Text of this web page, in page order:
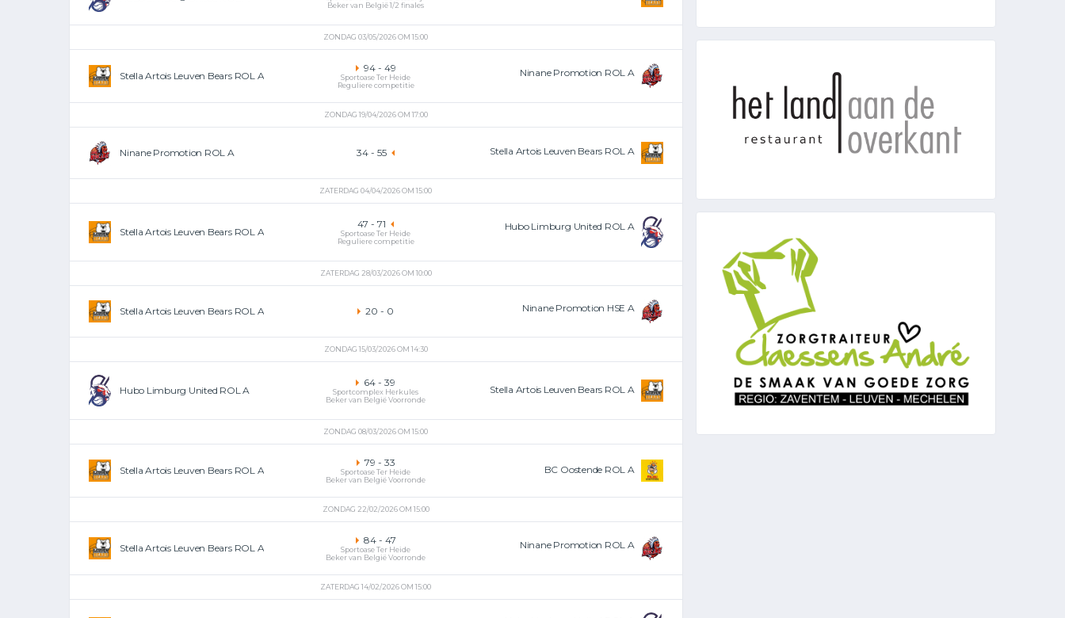
Beker van België 1/2 finales
ZONDAG 03/05/2026 OM 15:00
Stella Artois Leuven Bears ROL A
94- 49
Sportoase Ter Heide
Reguliere competitie
Ninane Promotion ROL A
ZONDAG 19/04/2026 OM 17:00
Ninane Promotion ROL A 34 -55 Stella Artois Leuven Bears ROL A
ZATERDAG 04/04/2026 OM 15:00
Stella Artois Leuven Bears ROL A
47 -71
Sportoase Ter Heide
Reguliere competitie
Hubo Limburg United ROL A
ZATERDAG 28/03/2026 OM 10:00
Stella Artois Leuven Bears ROL A 20 - 0 Ninane Promotion HSE A
ZONDAG 15/03/2026 OM 14:30
Hubo Limburg United ROL A
64 -39
Sportcomplex Herkules
Beker van België Voorronde
Stella Artois Leuven Bears ROL A
ZONDAG 08/03/2026 OM 15:00
Stella Artois Leuven Bears ROL A
79 - 33
Sportoase Ter Heide
Beker van België Voorronde
BC Oostende ROL A
ZONDAG 22/02/2026 OM 15:00
Stella Artois Leuven Bears ROL A
84- 47
Sportoase Ter Heide
Beker van België Voorronde
Ninane Promotion ROL A
ZATERDAG 14/02/2026 OM 15:00